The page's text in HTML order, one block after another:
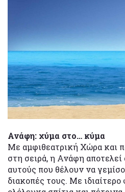
Ανάφη: χύμα στο… κύμα
Με αμφιθεατρική Χώρα και
στη σειρά, η Ανάφη αποτελεί
αυτούς που θέλουν να
διακοπές τους. Με